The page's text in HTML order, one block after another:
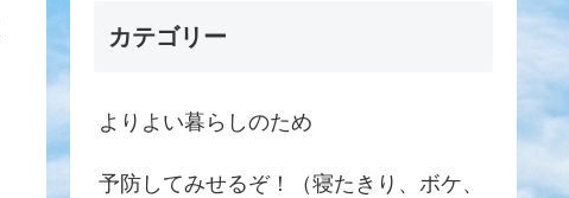
カテゴリー
よりよい暮らしのため
予防してみせるぞ！（寝たきり、ボケ、